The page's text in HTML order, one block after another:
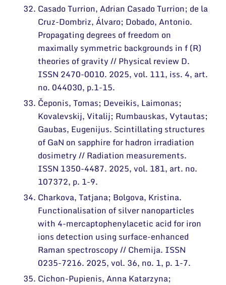
Casado Turrion, Adrian Casado Turrion; de la
Cruz-Dombriz, Álvaro; Dobado, Antonio.
Propagating degrees of freedom on
maximally symmetric backgrounds in f (R)
theories of gravity // Physical review D.
ISSN 2470-0010. 2025, vol. 111, iss. 4, art.
no. 044030, p.1-15.
Čeponis, Tomas; Deveikis, Laimonas;
Kovalevskij, Vitalij; Rumbauskas, Vytautas;
Gaubas, Eugenijus. Scintillating structures
of GaN on sapphire for hadron irradiation
dosimetry // Radiation measurements.
ISSN 1350-4487. 2025, vol. 181, art. no.
107372, p. 1-9.
Charkova, Tatjana; Bolgova, Kristina.
Functionalisation of silver nanoparticles
with 4-mercaptophenylacetic acid for iron
ions detection using surface-enhanced
Raman spectroscopy // Chemija. ISSN
0235-7216. 2025, vol. 36, no. 1, p. 1-7.
Cichon-Pupienis, Anna Katarzyna;